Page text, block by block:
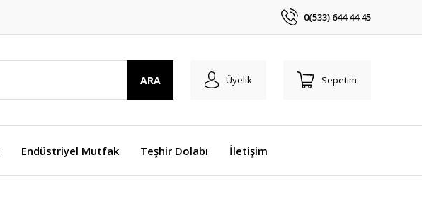
0(533) 644 44 45
ARA Üyelik Sepetim
Endüstriyel Mutfak Teşhir Dolabı İletişim